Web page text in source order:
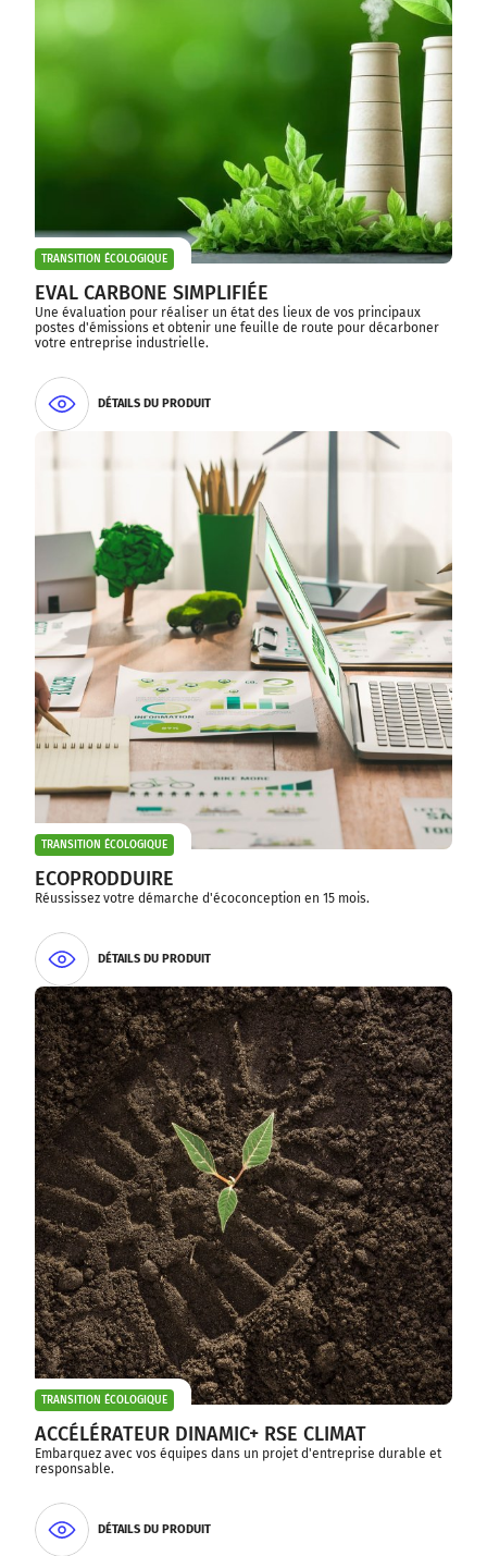
TRANSITION ÉCOLOGIQUE
EVAL CARBONE SIMPLIFIÉE
Une évaluation pour réaliser un état des lieux de vos principaux
postes d'émissions et obtenir une feuille de route pour décarboner
votre entreprise industrielle.
DÉTAILS DU PRODUIT
TRANSITION ÉCOLOGIQUE
ECOPRODDUIRE
Réussissez votre démarche d'écoconception en 15 mois.
DÉTAILS DU PRODUIT
TRANSITION ÉCOLOGIQUE
ACCÉLÉRATEUR DINAMIC+ RSE CLIMAT
Embarquez avec vos équipes dans un projet d'entreprise durable et
responsable.
DÉTAILS DU PRODUIT